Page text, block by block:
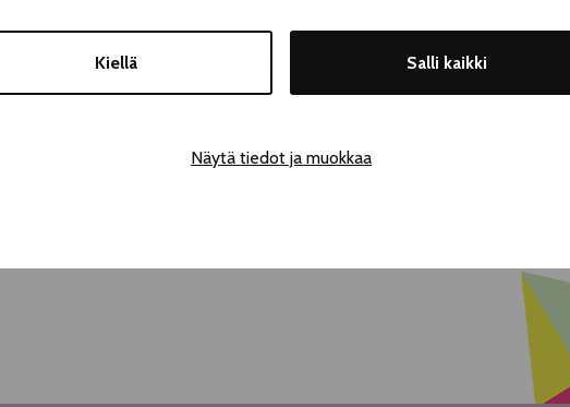
Kiellä Salli kaikki
Näytä tiedot ja muokkaa
esitykset ensi vuodelle. Myös Ohjelmateltan esitykset
siirtämään aivan sellaisenaan ensi vuodelle. Kunnianosoituksena
johtoryhmän saatesanoin. Toivotamme kaikille valtavasti voimia sekä
toteaa Rosendahl. Voit tutustua tältä vuodelta peruuntuneeseen
pyritään julkistamaan mahdollisuuksien mukaan jo tämän vuoden
ovat voimassa myös vuoden 2021 festivaalille.